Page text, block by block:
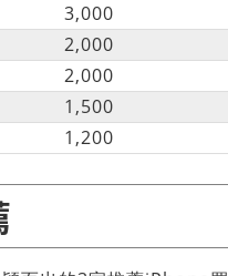
3,000
2,000
2,000
1,500
1,200